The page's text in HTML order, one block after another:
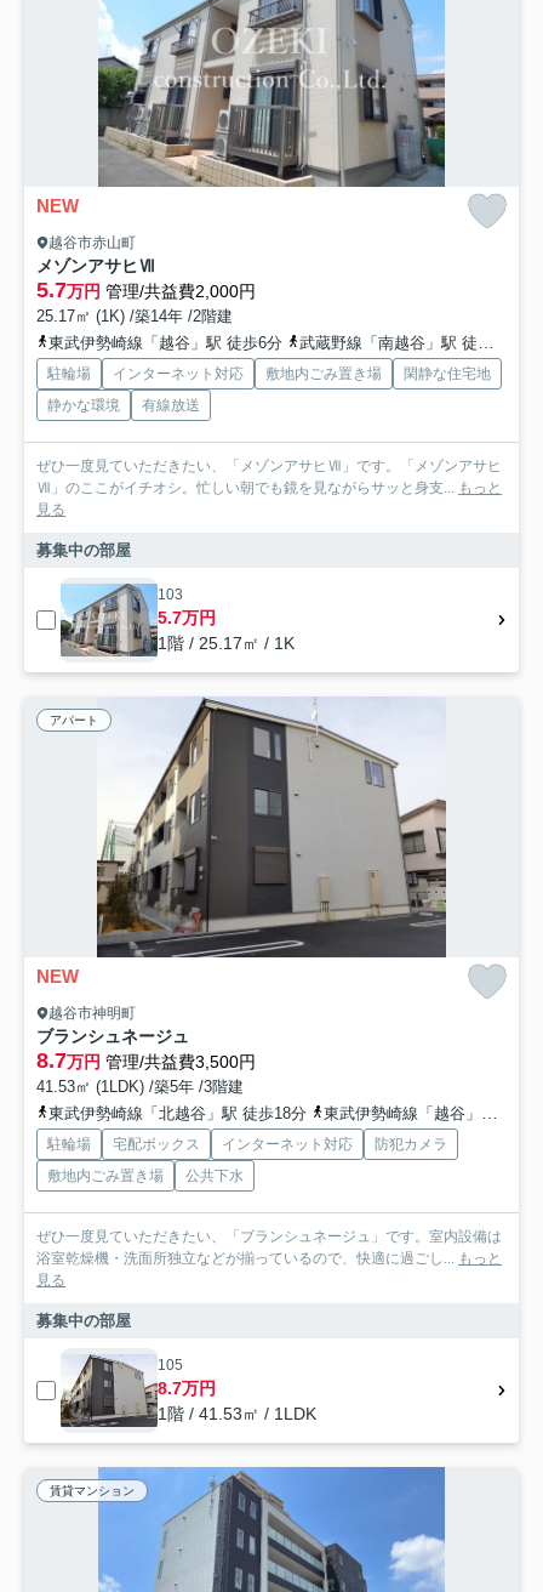
NEW
越谷市赤山町
メゾンアサヒⅦ
5.7万円 管理/共益費2,000円
25.17㎡ (1K) /築14年 /2階建
東武伊勢崎線「越谷」駅 徒歩6分
武蔵野線「南越谷」駅 徒歩22分
駐輪場 インターネット対応 敷地内ごみ置き場
閑静な住宅地
静かな環境
有線放送
ぜひ一度見ていただきたい、「メゾンアサヒⅦ」です。「メゾンアサヒ
Ⅶ」のここがイチオシ。忙しい朝でも鏡を見ながらサッと身支... もっと
見る
募集中の部屋
103
5.7万円
1階 / 25.17㎡ / 1K
アパート
NEW
越谷市神明町
ブランシュネージュ
8.7万円 管理/共益費3,500円
41.53㎡ (1LDK) /築5年 /3階建
東武伊勢崎線「北越谷」駅 徒歩18分
東武伊勢崎線「越谷」駅 徒歩23分
駐輪場 宅配ボックス インターネット対応
防犯カメラ
敷地内ごみ置き場
公共下水
ぜひ一度見ていただきたい、「ブランシュネージュ」です。室内設備は
浴室乾燥機・洗面所独立などが揃っているので、快適に過ごし... もっと
見る
募集中の部屋
105
8.7万円
1階 / 41.53㎡ / 1LDK
賃貸マンション